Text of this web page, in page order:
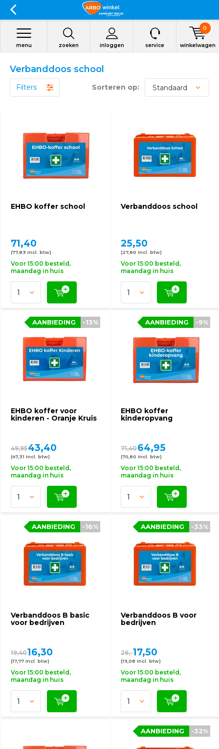
zoeken inloggen
menu service winkelwagen
0
Verbanddoos school
Filters Sorteren op:
EHBO koffer school
71,40
(77,83 Incl. btw)
Voor 15:00 besteld,
maandag in huis
Verbanddoos school
25,50
(27,80 Incl. btw)
Voor 15:00 besteld,
maandag in huis
EHBO koffer voor
kinderen - Oranje Kruis
-13%
AANBIEDING
49,9543,40
(47,31 Incl. btw)
Voor 15:00 besteld,
maandag in huis
EHBO koffer
kinderopvang
-9%
AANBIEDING
71,4064,95
(70,80 Incl. btw)
Voor 15:00 besteld,
maandag in huis
Verbanddoos B basic
voor bedrijven
-16%
AANBIEDING
19,4016,30
(17,77 Incl. btw)
Voor 15:00 besteld,
maandag in huis
Verbanddoos B voor
bedrijven
-33%
AANBIEDING
26,-17,50
(19,08 Incl. btw)
Voor 15:00 besteld,
maandag in huis
-32%
AANBIEDING